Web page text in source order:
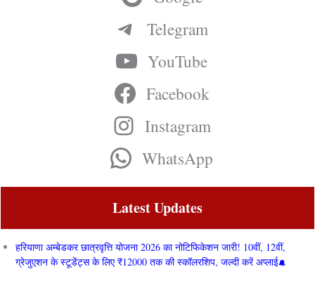
Telegram
YouTube
Facebook
Instagram
WhatsApp
Latest Updates
हरियाणा अम्बेडकर छात्रवृत्ति योजना 2026 का नोटिफिकेशन जारी! 10वीं, 12वीं,
ग्रेजुएशन के स्टूडेंट्स के लिए ₹12000 तक की स्कॉलरशिप, जल्दी करें अप्लाई